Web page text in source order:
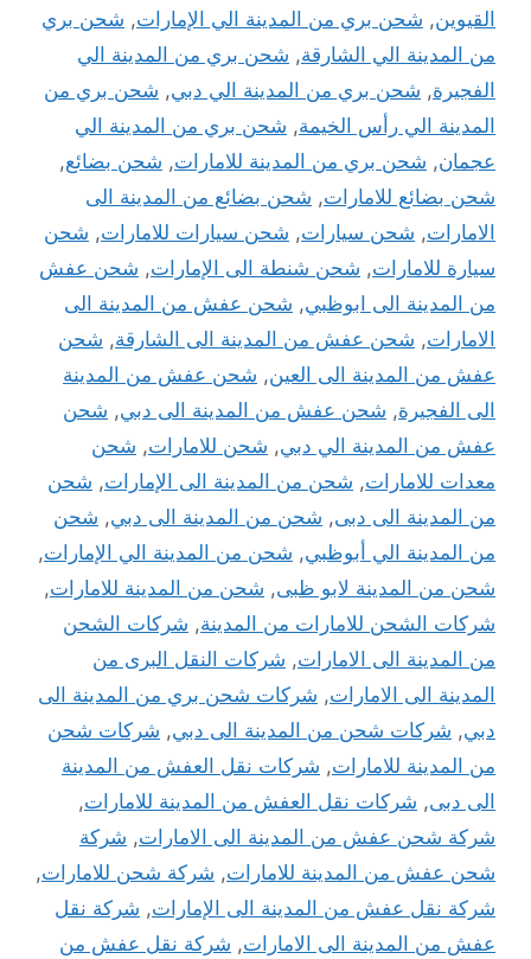
القيوين, شحن بري من المدينة الي الإمارات, شحن بري
من المدينة الي الشارقة, شحن بري من المدينة الي
الفجيرة, شحن بري من المدينة الي دبي, شحن بري من
المدينة الي رأس الخيمة, شحن بري من المدينة الي
عجمان, شحن بري من المدينة للامارات, شحن بضائع,
شحن بضائع للامارات, شحن بضائع من المدينة الى
الامارات, شحن سيارات, شحن سيارات للامارات, شحن
سيارة للامارات, شحن شنطة الى الإمارات, شحن عفش
من المدينة الى ابوظبي, شحن عفش من المدينة الى
الامارات, شحن عفش من المدينة الى الشارقة, شحن
عفش من المدينة الى العين, شحن عفش من المدينة
الى الفجيرة, شحن عفش من المدينة الى دبي, شحن
عفش من المدينة الي دبي, شحن للامارات, شحن
معدات للامارات, شحن من المدينة الى الإمارات, شحن
من المدينة الى دبى, شحن من المدينة الى دبي, شحن
من المدينة الي أبوظبي, شحن من المدينة الي الإمارات,
شحن من المدينة لابو ظبى, شحن من المدينة للامارات,
شركات الشحن للامارات من المدينة, شركات الشحن
من المدينة الى الامارات, شركات النقل البرى من
المدينة الى الامارات, شركات شحن بري من المدينة الى
دبي, شركات شحن من المدينة الى دبي, شركات شحن
من المدينة للامارات, شركات نقل العفش من المدينة
الى دبى, شركات نقل العفش من المدينة للامارات,
شركة شحن عفش من المدينة الى الامارات, شركة
شحن عفش من المدينة للامارات, شركة شحن للامارات,
شركة نقل عفش من المدينة الى الإمارات, شركة نقل
عفش من المدينة الى الامارات, شركة نقل عفش من